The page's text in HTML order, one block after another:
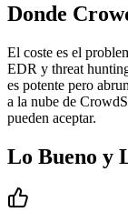
Donde
El coste es el
EDR y threat
es potente pero
a la nube de
pueden aceptar.
Lo Bueno y